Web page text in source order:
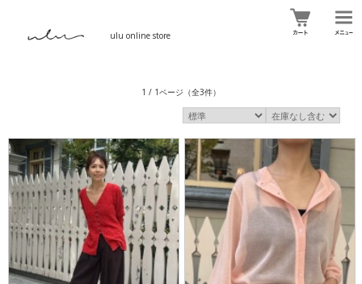
ulu online store
1 / 1ページ （全3件）